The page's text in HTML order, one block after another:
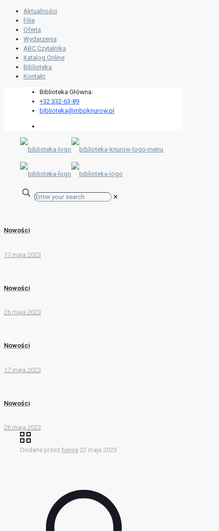
Aktualności
Filie
Oferta
Wydarzenia
ABC Czytelnika
Katalog Online
Biblioteka
Kontakt
Biblioteka Główna:
+32 332-63-89
biblioteka@mbpknurow.pl
✕
Nowości
17 maja 2023
Nowości
26 maja 2023
Nowości
17 maja 2023
Nowości
26 maja 2023
Dodane przez haniia 22 maja 2023